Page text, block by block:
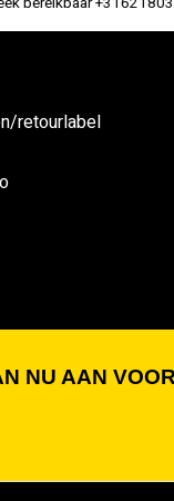
retourlabel
NU AAN